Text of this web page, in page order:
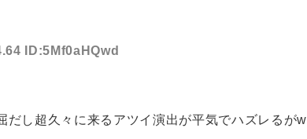
ID:5Mf0aHQwd
だし超久々に来るアツイ演出が平気でハズレるがw